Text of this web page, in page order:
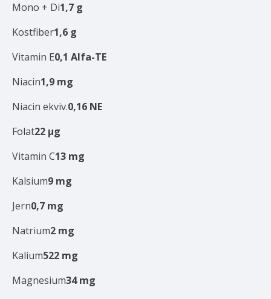
Mono + Di1,7 g
Kostfiber1,6 g
Vitamin E0,1 Alfa-TE
Niacin1,9 mg
Niacin ekviv.0,16 NE
Folat22 µg
Vitamin C13 mg
Kalsium9 mg
Jern0,7 mg
Natrium2 mg
Kalium522 mg
Magnesium34 mg